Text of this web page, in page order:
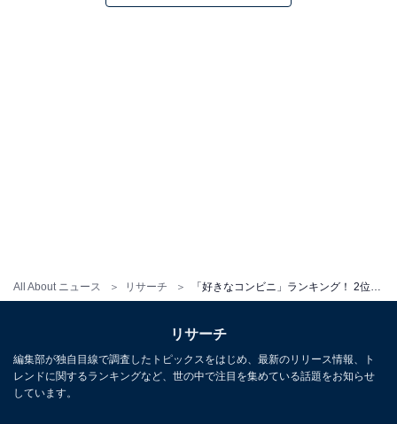
All About ニュース リサーチ 「好きなコンビニ」ランキング！ 2位「ローソン」、1位は？
リサーチ
編集部が独自目線で調査したトピックスをはじめ、最新のリリース情報、ト
レンドに関するランキングなど、世の中で注目を集めている話題をお知らせ
しています。